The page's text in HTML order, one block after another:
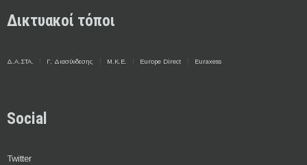
Δικτυακοί τόποι
Δ.Α.ΣΤΑ. Γ. Διασύνδεσης Μ.Κ.Ε. Europe Direct Euraxess
Social
Twitter